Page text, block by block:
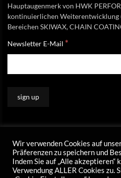
Hauptaugenmerk von HWK
kontinuierlichen Weiterentwicklung
Bereichen SKIWAX, CHAIN
Newsletter E-Mail *
Wir verwenden Cookies auf
Präferenzen zu speichern und
Indem Sie auf „Alle akzeptieren“
Verwendung ALLER Cookies zu.